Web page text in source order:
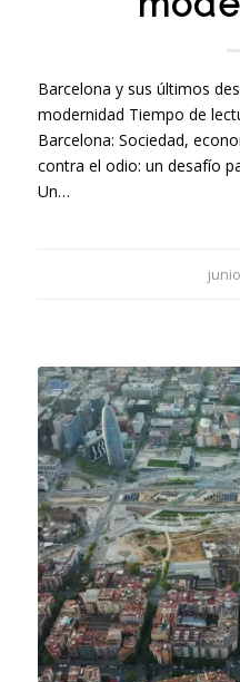
Barcelona y sus últimos
modernidad Tiempo de
Barcelona: Sociedad,
contra el odio: un desafío
Un…